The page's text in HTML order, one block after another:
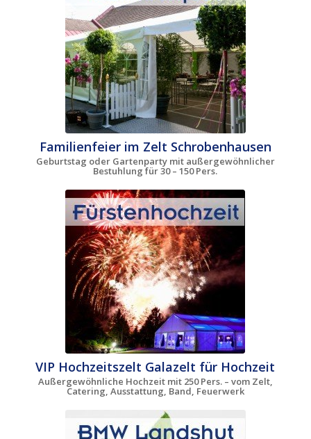
Familienfeier im Zelt Schrobenhausen
Geburtstag oder Gartenparty mit außergewöhnlicher
Bestuhlung für 30 – 150 Pers.
VIP Hochzeitszelt Galazelt für Hochzeit
Außergewöhnliche Hochzeit mit 250 Pers. – vom Zelt,
Catering, Ausstattung, Band, Feuerwerk